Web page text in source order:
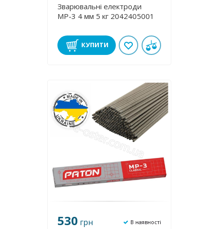
Зварювальні електроди
МР-3 4 мм 5 кг 2042405001
КУПИТИ
530 грн В наявності